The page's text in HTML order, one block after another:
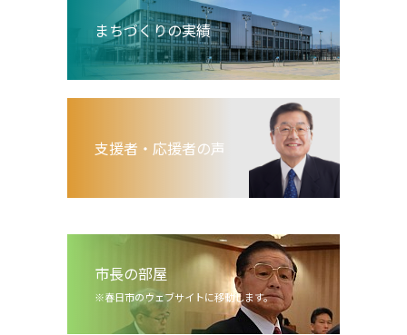
まちづくりの実績
支援者・応援者の声
市長の部屋
※春日市のウェブサイトに移動します。